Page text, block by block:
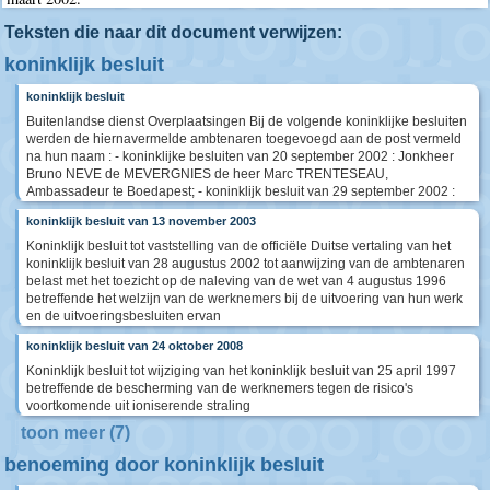
Teksten die naar dit document verwijzen:
koninklijk besluit
koninklijk besluit
Buitenlandse dienst Overplaatsingen Bij de volgende koninklijke besluiten
werden de hiernavermelde ambtenaren toegevoegd aan de post vermeld
na hun naam : - koninklijke besluiten van 20 september 2002 : Jonkheer
Bruno NEVE de MEVERGNIES de heer Marc TRENTESEAU,
Ambassadeur te Boedapest; - koninklijk besluit van 29 september 2002 :
koninklijk besluit van 13 november 2003
Koninklijk besluit tot vaststelling van de officiële Duitse vertaling van het
koninklijk besluit van 28 augustus 2002 tot aanwijzing van de ambtenaren
belast met het toezicht op de naleving van de wet van 4 augustus 1996
betreffende het welzijn van de werknemers bij de uitvoering van hun werk
en de uitvoeringsbesluiten ervan
koninklijk besluit van 24 oktober 2008
Koninklijk besluit tot wijziging van het koninklijk besluit van 25 april 1997
betreffende de bescherming van de werknemers tegen de risico's
voortkomende uit ioniserende straling
toon meer (7)
benoeming door koninklijk besluit